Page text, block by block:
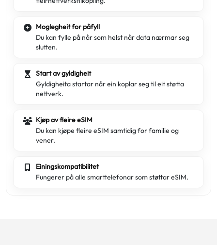
Moglegheit for påfyll
Du kan fylle på når som helst når data nærmar seg
slutten.
Start av gyldigheit
Gyldigheita startar når ein koplar seg til eit støtta
nettverk.
Kjøp av fleire eSIM
Du kan kjøpe fleire eSIM samtidig for familie og
vener.
Einingskompatibilitet
Fungerer på alle smarttelefonar som støttar eSIM.